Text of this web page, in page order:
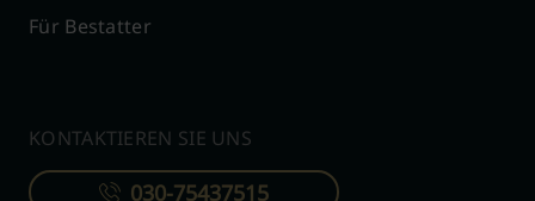
Für Bestatter
KONTAKTIEREN SIE UNS
030-75437515